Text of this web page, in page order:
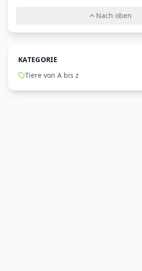
Nach oben
KATEGORIE
Tiere von A bis z